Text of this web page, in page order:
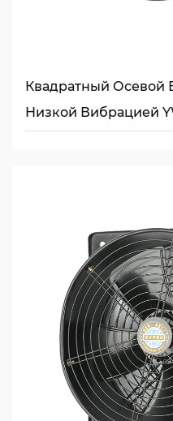
Квадратный Осевой
Низкой Вибрацией